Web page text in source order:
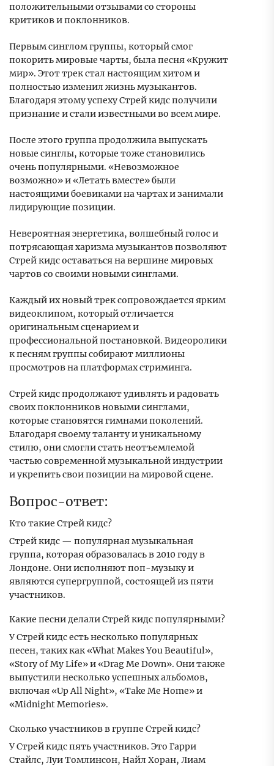
положительными отзывами со стороны
критиков и поклонников.
Первым синглом группы, который смог
покорить мировые чарты, была песня «Кружит
мир». Этот трек стал настоящим хитом и
полностью изменил жизнь музыкантов.
Благодаря этому успеху Стрей кидс получили
признание и стали известными во всем мире.
После этого группа продолжила выпускать
новые синглы, которые тоже становились
очень популярными. «Невозможное
возможно» и «Летать вместе» были
настоящими боевиками на чартах и занимали
лидирующие позиции.
Невероятная энергетика, волшебный голос и
потрясающая харизма музыкантов позволяют
Стрей кидс оставаться на вершине мировых
чартов со своими новыми синглами.
Каждый их новый трек сопровождается ярким
видеоклипом, который отличается
оригинальным сценарием и
профессиональной постановкой. Видеоролики
к песням группы собирают миллионы
просмотров на платформах стриминга.
Стрей кидс продолжают удивлять и радовать
своих поклонников новыми синглами,
которые становятся гимнами поколений.
Благодаря своему таланту и уникальному
стилю, они смогли стать неотъемлемой
частью современной музыкальной индустрии
и укрепить свои позиции на мировой сцене.
Вопрос-ответ:
Кто такие Стрей кидс?
Стрей кидс — популярная музыкальная
группа, которая образовалась в 2010 году в
Лондоне. Они исполняют поп-музыку и
являются супергруппой, состоящей из пяти
участников.
Какие песни делали Стрей кидс популярными?
У Стрей кидс есть несколько популярных
песен, таких как «What Makes You Beautiful»,
«Story of My Life» и «Drag Me Down». Они также
выпустили несколько успешных альбомов,
включая «Up All Night», «Take Me Home» и
«Midnight Memories».
Сколько участников в группе Стрей кидс?
У Стрей кидс пять участников. Это Гарри
Стайлс, Луи Томлинсон, Найл Хоран, Лиам